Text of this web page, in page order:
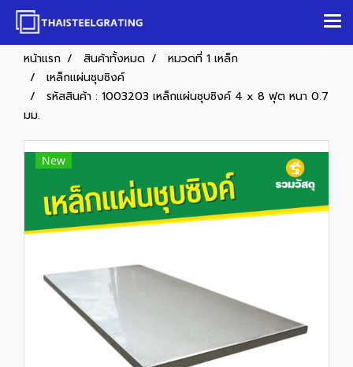
หน้าแรก สินค้าทั้งหมด
หมวดที่ 1 เหล็ก
เหล็กแผ่นชุบซิงค์
รหัสสินค้า : 1003203 เหล็กแผ่นชุบซิงค์ 4 x 8 ฟุต หนา 0.7
มม.
New